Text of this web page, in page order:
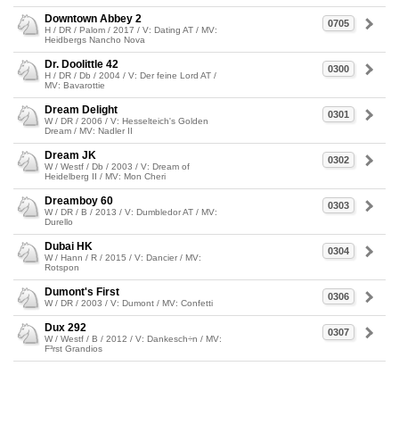
0705
Downtown Abbey 2
H / DR / Palom / 2017 / V: Dating AT / MV:
Heidbergs Nancho Nova
0300
Dr. Doolittle 42
H / DR / Db / 2004 / V: Der feine Lord AT /
MV: Bavarottie
0301
Dream Delight
W / DR / 2006 / V: Hesselteich's Golden
Dream / MV: Nadler II
0302
Dream JK
W / Westf / Db / 2003 / V: Dream of
Heidelberg II / MV: Mon Cheri
0303
Dreamboy 60
W / DR / B / 2013 / V: Dumbledor AT / MV:
Durello
0304
Dubai HK
W / Hann / R / 2015 / V: Dancier / MV:
Rotspon
0306
Dumont's First
W / DR / 2003 / V: Dumont / MV: Confetti
0307
Dux 292
W / Westf / B / 2012 / V: Dankesch÷n / MV:
F³rst Grandios